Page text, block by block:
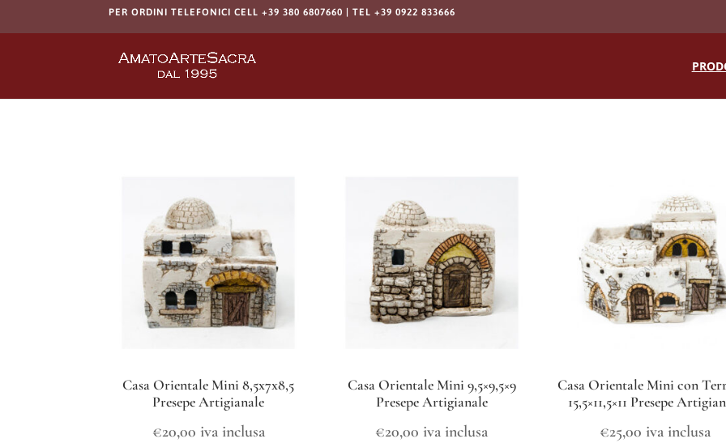
PER ORDINI TELEFONICI CELL +39 380 6807660 | TEL +39 0922 833666
Products
Casa Orientale Mini 8,5x7x8,5
Presepe Artigianale
€20,00 iva inclusa
Casa Orientale Mini 9,5×9,5×9
Presepe Artigianale
€20,00 iva inclusa
Casa Orientale Mini con
15,5×11,5×11 Presepe
€25,00 iva inclusa